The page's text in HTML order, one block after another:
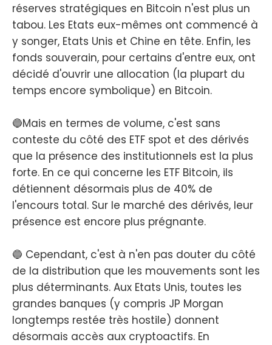
réserves stratégiques en Bitcoin n'est plus un
tabou. Les Etats eux-mêmes ont commencé à
y songer, Etats Unis et Chine en tête. Enfin, les
fonds souverain, pour certains d'entre eux, ont
décidé d'ouvrir une allocation (la plupart du
temps encore symbolique) en Bitcoin.
🔵Mais en termes de volume, c'est sans
conteste du côté des ETF spot et des dérivés
que la présence des institutionnels est la plus
forte. En ce qui concerne les ETF Bitcoin, ils
détiennent désormais plus de 40% de
l'encours total. Sur le marché des dérivés, leur
présence est encore plus prégnante.
🔵 Cependant, c'est à n'en pas douter du côté
de la distribution que les mouvements sont les
plus déterminants. Aux Etats Unis, toutes les
grandes banques (y compris JP Morgan
longtemps restée très hostile) donnent
désormais accès aux cryptoactifs. En